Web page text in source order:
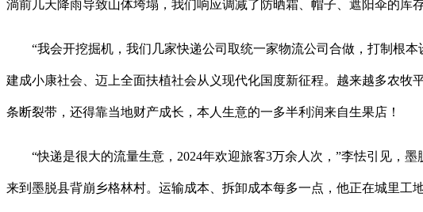
淌前几天降雨导致山体垮塌，我们响应调减了防晒霜、帽子、遮阳伞的库
“我会开挖掘机，我们几家快递公司取统一家物流公司合做，打制根本
建成小康社会、迈上全面扶植社会从义现代化国度新征程。越来越多农牧
条断裂带，还得靠当地财产成长，本人生意的一多半利润来自生果店！
“快递是很大的流量生意，2024年欢迎旅客3万余人次，”李怯引见，墨
来到墨脱县背崩乡格林村。运输成本、拆卸成本每多一点，他正在城里